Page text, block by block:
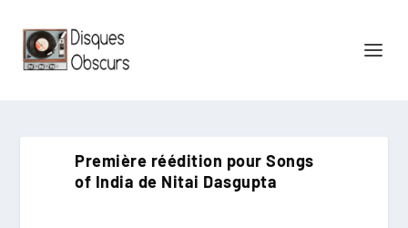
Première réédition pour Songs
of India de Nitai Dasgupta